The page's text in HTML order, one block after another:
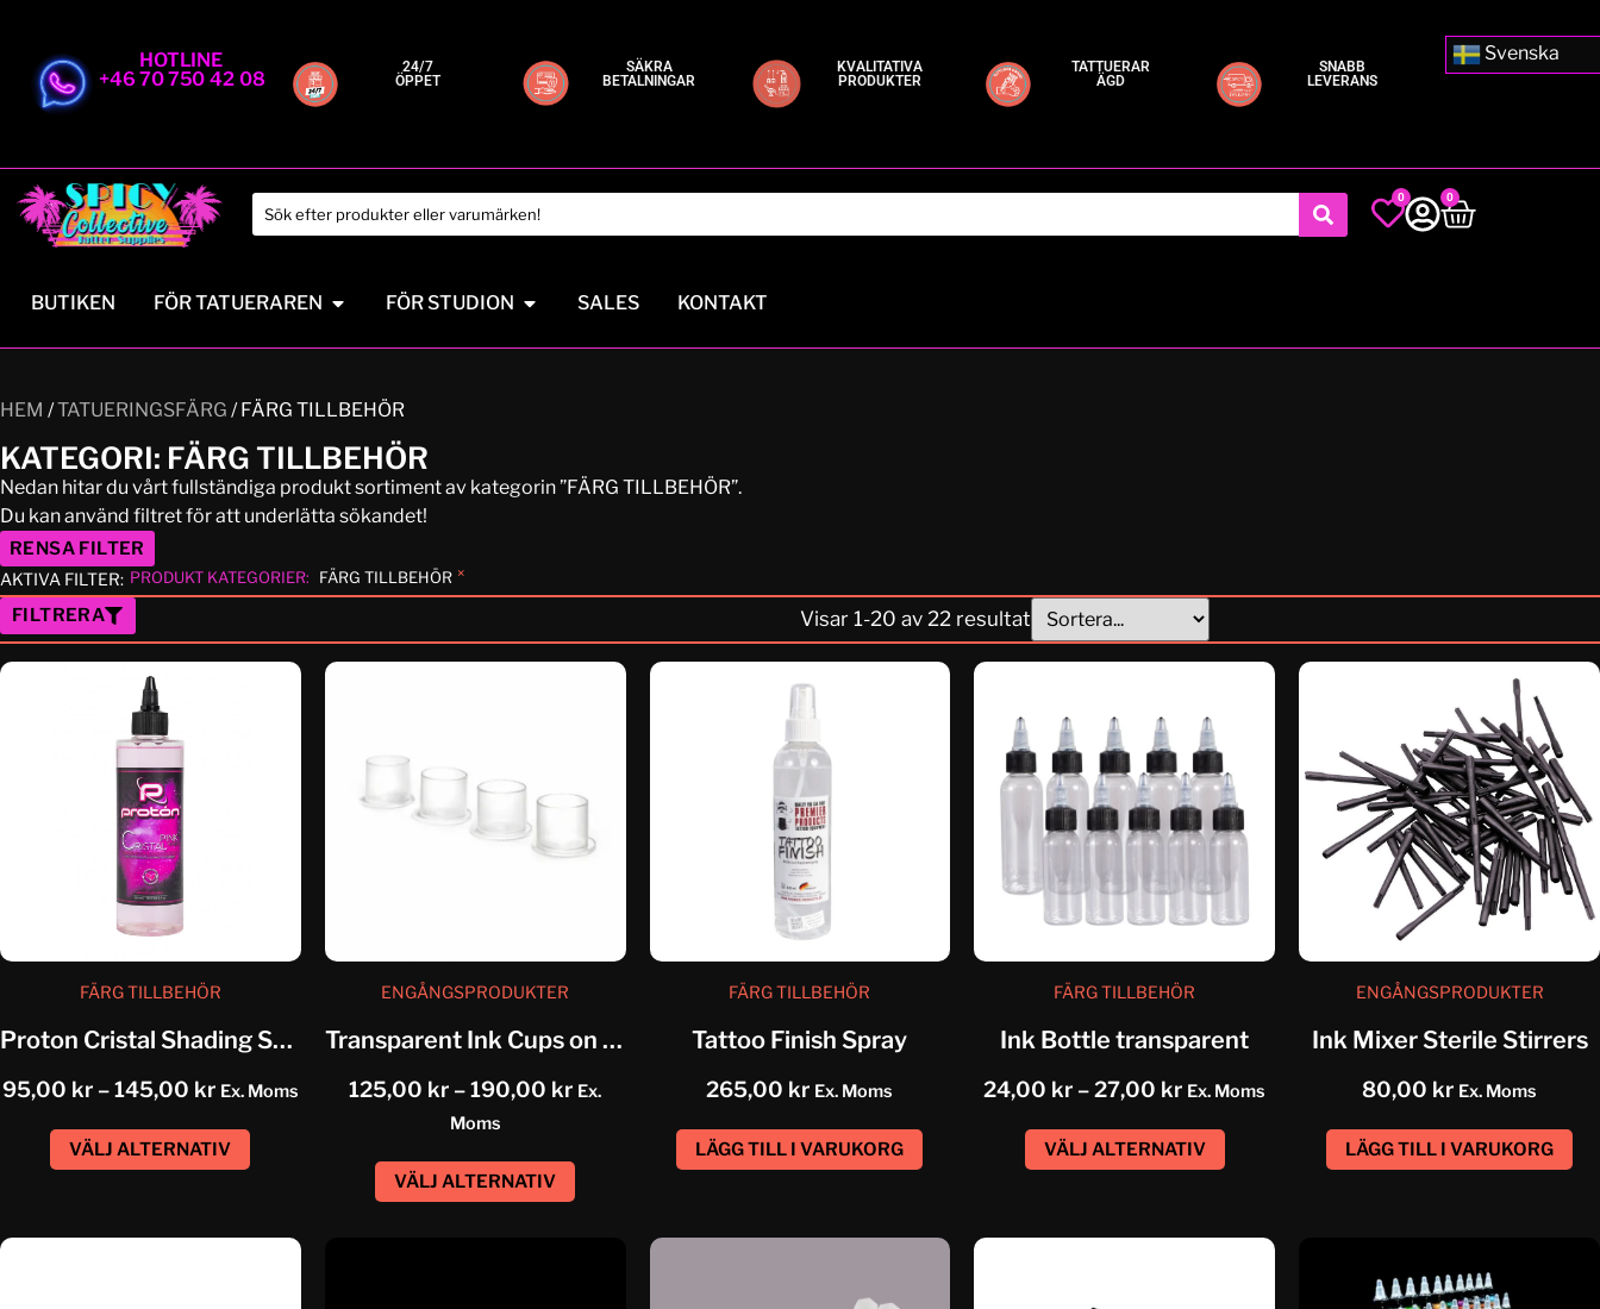
HOTLINE
+46 70 750 42 08
24/7
ÖPPET
SÄKRA
BETALNINGAR
KVALITATIVA
PRODUKTER
TATTUERAR
ÄGD
SNABB
LEVERANS
Svenska
0 0
BUTIKEN FÖR TATUERAREN FÖR STUDION SALES KONTAKT
HEM /TATUERINGSFÄRG / FÄRG TILLBEHÖR
KATEGORI: FÄRG TILLBEHÖR
Nedan hitar du vårt fullständiga produkt sortiment av kategorin ”FÄRG TILLBEHÖR”.
Du kan använd filtret för att underlätta sökandet!
RENSA FILTER
AKTIVA FILTER: PRODUKT KATEGORIER: FÄRG TILLBEHÖR ×
FILTRERA Visar 1-20 av 22 resultat
FÄRG TILLBEHÖR
Proton Cristal Shading Solution
95,00 kr –145,00 kr Ex. Moms
VÄLJ ALTERNATIV
ENGÅNGSPRODUKTER
Transparent Ink Cups on a...
125,00 kr –190,00 kr Ex.
Moms
VÄLJ ALTERNATIV
FÄRG TILLBEHÖR
Tattoo Finish Spray
265,00 kr Ex. Moms
LÄGG TILL I VARUKORG
FÄRG TILLBEHÖR
Ink Bottle transparent
24,00 kr – 27,00 kr Ex. Moms
VÄLJ ALTERNATIV
ENGÅNGSPRODUKTER
Ink Mixer Sterile Stirrers
80,00 kr Ex. Moms
LÄGG TILL I VARUKORG